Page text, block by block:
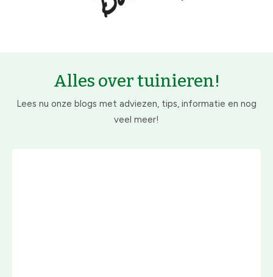
Alles over tuinieren!
Lees nu onze blogs met adviezen, tips, informatie en nog
veel meer!